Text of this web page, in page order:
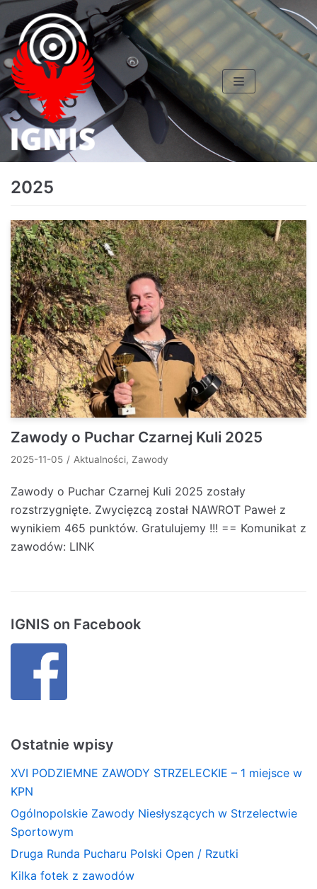
Skocz
do
treści
2025
Zawody o Puchar Czarnej Kuli 2025
2025-11-05 Aktualności, Zawody
Zawody o Puchar Czarnej Kuli 2025 zostały
rozstrzygnięte. Zwycięzcą został NAWROT Paweł z
wynikiem 465 punktów. Gratulujemy !!! == Komunikat z
zawodów: LINK
IGNIS on Facebook
Ostatnie wpisy
XVI PODZIEMNE ZAWODY STRZELECKIE – 1 miejsce w
KPN
Ogólnopolskie Zawody Niesłyszących w Strzelectwie
Sportowym
Druga Runda Pucharu Polski Open / Rzutki
Kilka fotek z zawodów